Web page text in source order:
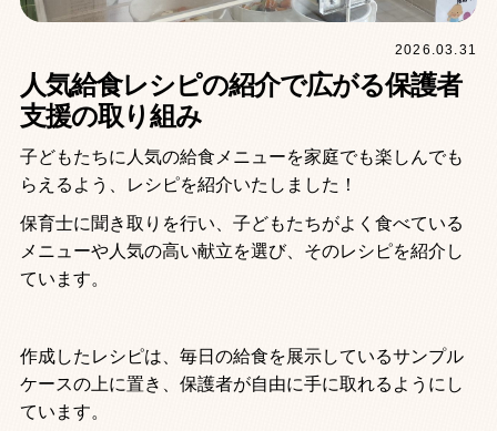
2026.03.31
人気給食レシピの紹介で広がる保護者
支援の取り組み
子どもたちに人気の給食メニューを家庭でも楽しんでも
らえるよう、レシピを紹介いたしました！
保育士に聞き取りを行い、子どもたちがよく食べている
メニューや人気の高い献立を選び、そのレシピを紹介し
ています。
作成したレシピは、毎日の給食を展示しているサンプル
ケースの上に置き、保護者が自由に手に取れるようにし
ています。